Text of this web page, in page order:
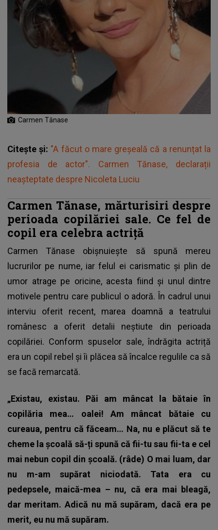
Carmen Tănase
Citește și: "A făcut o mare greșeală că a renunțat la
profesia de actor". Carmen Tănase, declarații
neașteptate despre Nicoleta Luciu
Carmen Tănase, mărturisiri despre
perioada copilăriei sale. Ce fel de
copil era celebra actriță
Carmen Tănase obișnuiește să spună mereu
lucrurilor pe nume, iar felul ei carismatic și plin de
umor atrage pe oricine, acesta fiind și unul dintre
motivele pentru care publicul o adoră. În cadrul unui
interviu oferit recent, marea doamnă a teatrului
românesc a oferit detalii neștiute din perioada
copilăriei. Conform spuselor sale, îndrăgita actriță
era un copil rebel și îi plăcea să încalce regulile ca să
se facă remarcată.
„Existau, existau. Păi am mâncat la bătaie în
copilăria mea… oalei! Am mâncat bătaie cu
cureaua, pentru că făceam… Na, nu e plăcut să te
cheme la școală să-ți spună că fii-tu sau fii-ta e cel
mai nebun copil din școală. (râde) O mai luam, dar
nu m-am supărat niciodată. Tata era cu
pedepsele, maică-mea – nu, că era mai bleagă,
dar meritam. Adică nu mă supăram, dacă era pe
merit, eu nu mă supăram.